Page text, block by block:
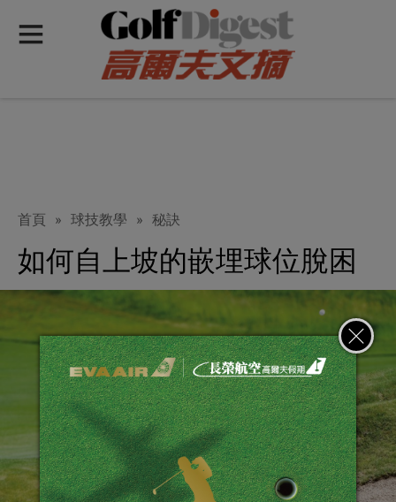
首頁 » 球技教學 » 秘訣
如何自上坡的嵌埋球位脫困